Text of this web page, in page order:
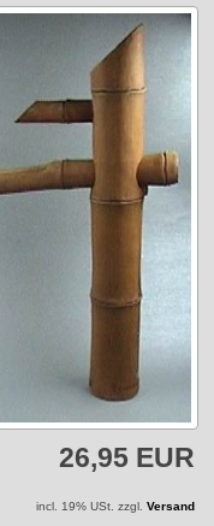
26,95 EUR
incl. 19% USt. zzgl. Versand